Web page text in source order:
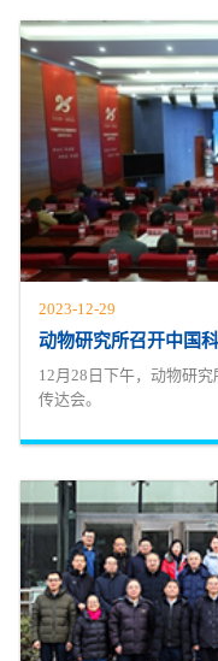
2023-12-29
动物研究所召开中国
12月28日下午，动物研
传达会。